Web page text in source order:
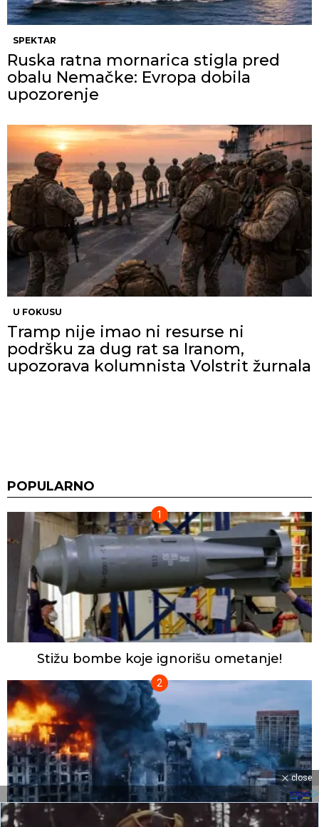
SPEKTAR
Ruska ratna mornarica stigla pred
obalu Nemačke: Evropa dobila
upozorenje
U FOKUSU
Tramp nije imao ni resurse ni
podršku za dug rat sa Iranom,
upozorava kolumnista Volstrit žurnala
POPULARNO
Stižu bombe koje ignorišu ometanje!
close